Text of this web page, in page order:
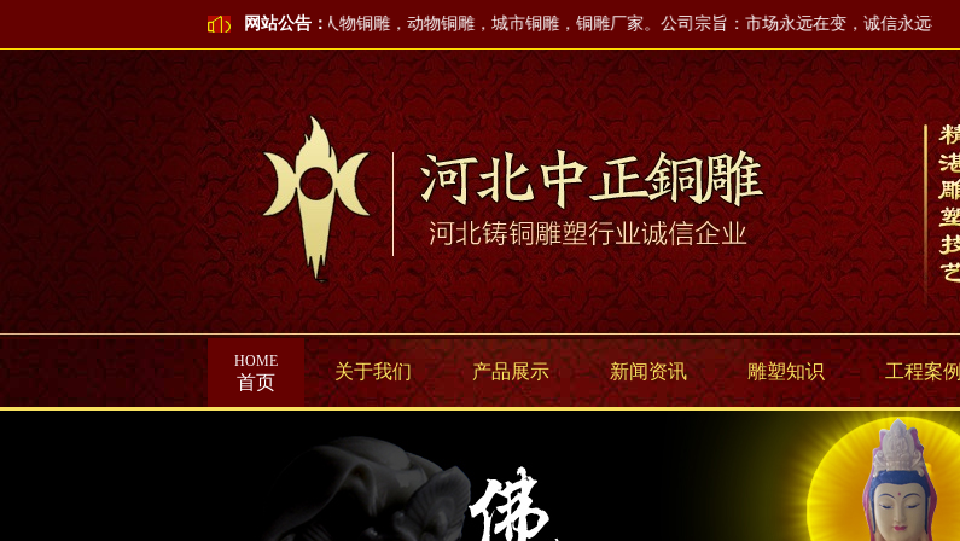
网站公告：
绿色铸铜雕塑环境！是专业的铜雕，人物铜雕，动物铜雕，城市铜雕，铜雕厂家。公司宗旨：市场永远在变，诚信永远不变。
HOME
首页
关于我们 产品展示 新闻资讯 雕塑知识 工程案例